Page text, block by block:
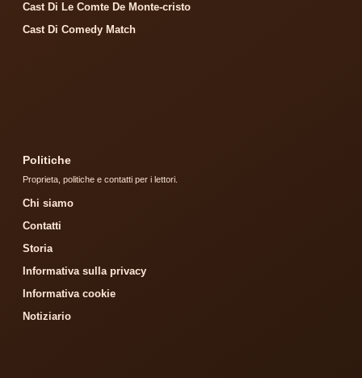
Cast Di Le Comte De Monte-cristo
Cast Di Comedy Match
Politiche
Proprieta, politiche e contatti per i lettori.
Chi siamo
Contatti
Storia
Informativa sulla privacy
Informativa cookie
Notiziario